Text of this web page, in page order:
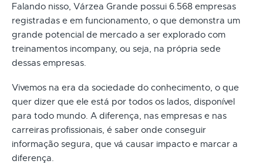
Falando nisso, Várzea Grande possui 6.568 empresas
registradas e em funcionamento, o que demonstra um
grande potencial de mercado a ser explorado com
treinamentos incompany, ou seja, na própria sede
dessas empresas.
Vivemos na era da sociedade do conhecimento, o que
quer dizer que ele está por todos os lados, disponível
para todo mundo. A diferença, nas empresas e nas
carreiras profissionais, é saber onde conseguir
informação segura, que vá causar impacto e marcar a
diferença.